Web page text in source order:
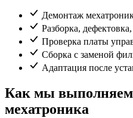
Демонтаж
Разборка,
Проверка платы
Сборка с заменой
Адаптация после
Как мы
мехатроника